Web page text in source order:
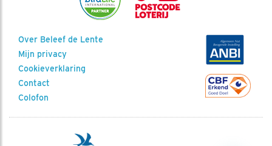
Over Beleef de Lente
Mijn privacy
Cookieverklaring
Contact
Colofon